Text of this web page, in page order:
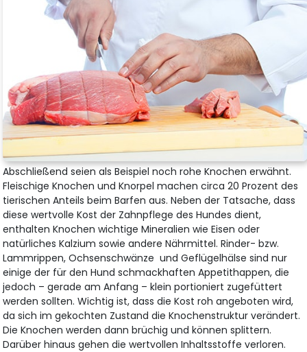
Abschließend seien als Beispiel noch rohe Knochen erwähnt.
Fleischige Knochen und Knorpel machen circa 20 Prozent des
tierischen Anteils beim Barfen aus. Neben der Tatsache, dass
diese wertvolle Kost der Zahnpflege des Hundes dient,
enthalten Knochen wichtige Mineralien wie Eisen oder
natürliches Kalzium sowie andere Nährmittel. Rinder- bzw.
Lammrippen, Ochsenschwänze und Geflügelhälse sind nur
einige der für den Hund schmackhaften Appetithappen, die
jedoch – gerade am Anfang – klein portioniert zugefüttert
werden sollten. Wichtig ist, dass die Kost roh angeboten wird,
da sich im gekochten Zustand die Knochenstruktur verändert.
Die Knochen werden dann brüchig und können splittern.
Darüber hinaus gehen die wertvollen Inhaltsstoffe verloren.